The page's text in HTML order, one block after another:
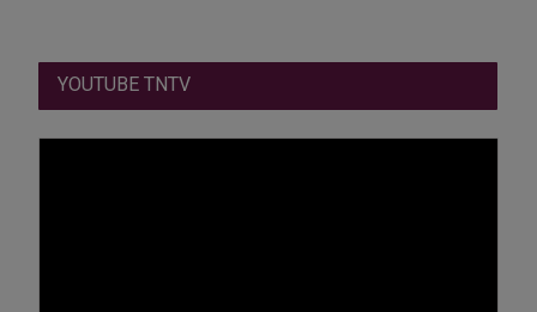
YOUTUBE TNTV